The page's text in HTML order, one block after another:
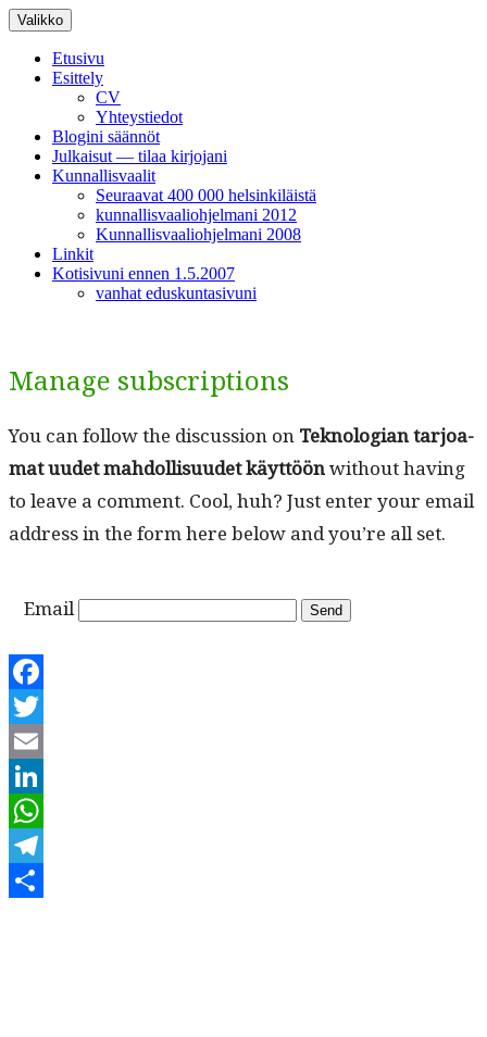
Siirry
sisältöön
Valikko
Etusivu
Esittely
CV
Yhteystiedot
Blogini säännöt
Julkaisut — tilaa kirjojani
Kunnallisvaalit
Seuraavat 400 000 helsinkiläistä
kunnallisvaaliohjelmani 2012
Kunnallisvaaliohjelmani 2008
Linkit
Kotisivuni ennen 1.5.2007
vanhat eduskuntasivuni
Manage subscriptions
You can fol­low the dis­cus­sion on Teknolo­gian tar­joa­
mat uudet mah­dol­lisu­udet käyt­töönwith­out hav­ing
to leave a com­ment. Cool, huh? Just enter your email
address in the form here below and you’re all set.
Email
Facebook
Twitter
Email
LinkedIn
WhatsApp
Telegram